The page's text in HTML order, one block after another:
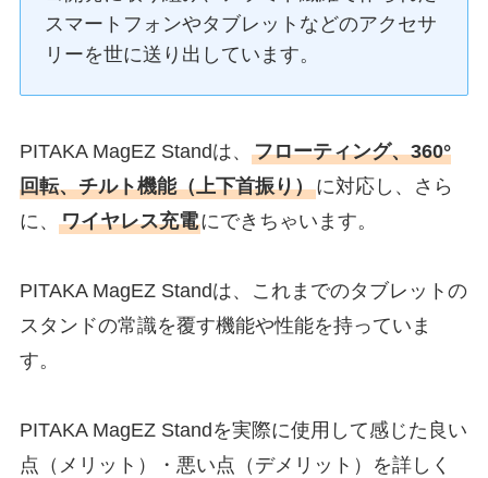
スマートフォンやタブレットなどのアクセサ
リーを世に送り出しています。
PITAKA MagEZ Standは、 フローティング、360°
回転、チルト機能（上下首振り）に対応し、さら
に、 ワイヤレス充電にできちゃいます。
PITAKA MagEZ Standは、これまでのタブレットの
スタンドの常識を覆す機能や性能を持っていま
す。
PITAKA MagEZ Standを実際に使用して感じた良い
点（メリット）・悪い点（デメリット）を詳しく